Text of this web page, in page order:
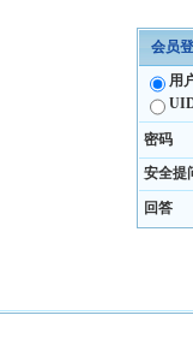
会员
用
密码
安全提
回答